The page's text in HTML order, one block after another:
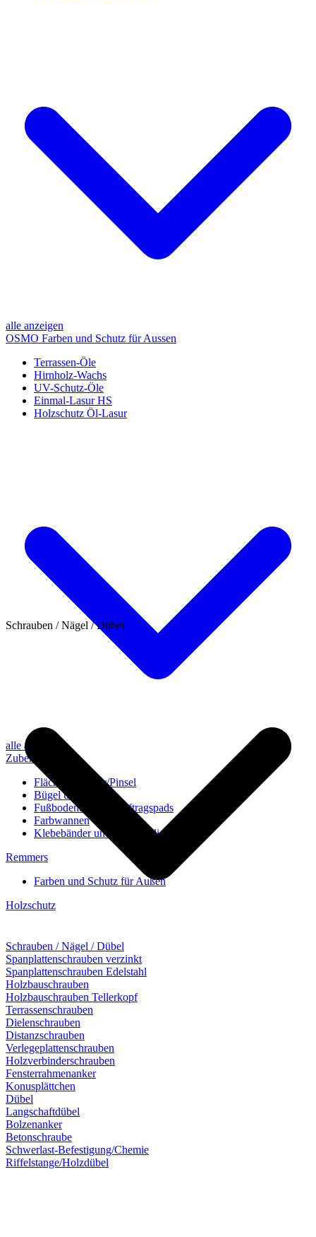
alle anzeigen
OSMO Farben und Schutz für Aussen
Terrassen-Öle
Hirnholz-Wachs
UV-Schutz-Öle
Einmal-Lasur HS
Holzschutz Öl-Lasur
alle anzeigen
Zubehör
Flächenstreicher/Pinsel
Bügel und Rollen
Fußbodenbürsten/Auftragspads
Farbwannen
Klebebänder und Abdeckvlies
Remmers
Farben und Schutz für Außen
Holzschutz
Schrauben / Nägel / Dübel
Schrauben / Nägel / Dübel
Spanplattenschrauben verzinkt
Spanplattenschrauben Edelstahl
Holzbauschrauben
Holzbauschrauben Tellerkopf
Terrassenschrauben
Dielenschrauben
Distanzschrauben
Verlegeplattenschrauben
Holzverbinderschrauben
Fensterrahmenanker
Konusplättchen
Dübel
Langschaftdübel
Bolzenanker
Betonschraube
Schwerlast-Befestigung/Chemie
Riffelstange/Holzdübel